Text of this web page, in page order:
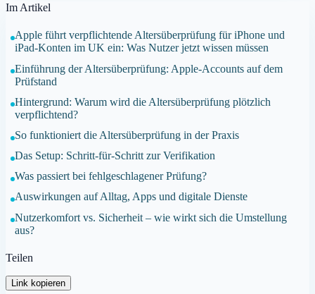
Im Artikel
Apple führt verpflichtende Altersüberprüfung für iPhone und
iPad-Konten im UK ein: Was Nutzer jetzt wissen müssen
Einführung der Altersüberprüfung: Apple-Accounts auf dem
Prüfstand
Hintergrund: Warum wird die Altersüberprüfung plötzlich
verpflichtend?
So funktioniert die Altersüberprüfung in der Praxis
Das Setup: Schritt-für-Schritt zur Verifikation
Was passiert bei fehlgeschlagener Prüfung?
Auswirkungen auf Alltag, Apps und digitale Dienste
Nutzerkomfort vs. Sicherheit – wie wirkt sich die Umstellung
aus?
Teilen
Link kopieren